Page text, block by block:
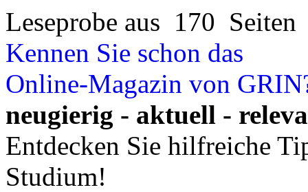
Leseprobe aus 170 Seiten
Kennen Sie schon das
Online-Magazin von
neugierig - aktuell -
Entdecken Sie hilfreiche
Studium!